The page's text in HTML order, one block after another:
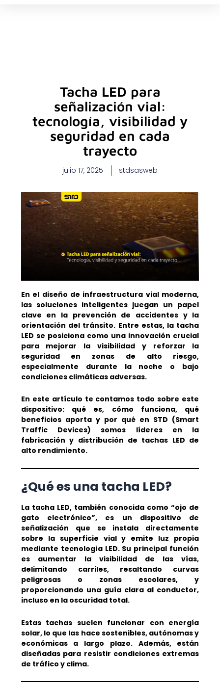
Tacha LED para
señalización vial:
tecnología, visibilidad y
seguridad en cada
trayecto
julio 17, 2025 stdsasweb
En el diseño de infraestructura vial moderna,
las soluciones inteligentes juegan un papel
clave en la prevención de accidentes y la
orientación del tránsito. Entre estas, la tacha
LED se posiciona como una innovación crucial
para mejorar la visibilidad y reforzar la
seguridad en zonas de alto riesgo,
especialmente durante la noche o bajo
condiciones climáticas adversas.
En este artículo te contamos todo sobre este
dispositivo: qué es, cómo funciona, qué
beneficios aporta y por qué en STD (Smart
Traffic Devices) somos líderes en la
fabricación y distribución de tachas LED de
alto rendimiento.
¿Qué es una tacha LED?
La tacha LED, también conocida como “ojo de
gato electrónico”, es un dispositivo de
señalización que se instala directamente
sobre la superficie vial y emite luz propia
mediante tecnología LED. Su principal función
es aumentar la visibilidad de las vías,
delimitando carriles, resaltando curvas
peligrosas o zonas escolares, y
proporcionando una guía clara al conductor,
incluso en la oscuridad total.
Estas tachas suelen funcionar con energía
solar, lo que las hace sostenibles, autónomas y
económicas a largo plazo. Además, están
diseñadas para resistir condiciones extremas
de tráfico y clima.